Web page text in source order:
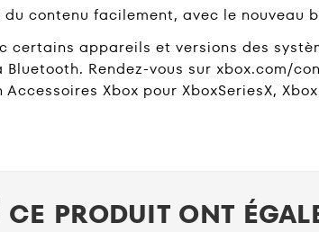
contenu facilement, avec le nouveau
appareils et versions des
Rendez-vous sur xbox.com/
Xbox pour XboxSeriesX,
PRODUIT ONT